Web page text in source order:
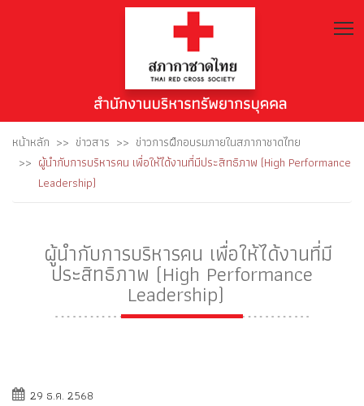
หน้าหลัก ข่าวสาร
ข่าวการฝึกอบรมภายในสภากาชาดไทย
ผู้นำกับการบริหารคน เพื่อให้ได้งานที่มีประสิทธิภาพ (High Performance
Leadership)
ผู้นำกับการบริหารคน เพื่อให้ได้งานที่มี
ประสิทธิภาพ (High Performance
Leadership)
29 ธ.ค. 2568